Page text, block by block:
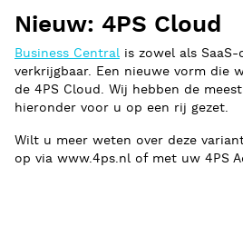
Nieuw: 4PS Cloud
Business Central is zowel als
verkrijgbaar. Een nieuwe vorm die
de 4PS Cloud. Wij hebben de
hieronder voor u op een rij gezet.
Wilt u meer weten over deze
op via www.4ps.nl of met uw 4PS